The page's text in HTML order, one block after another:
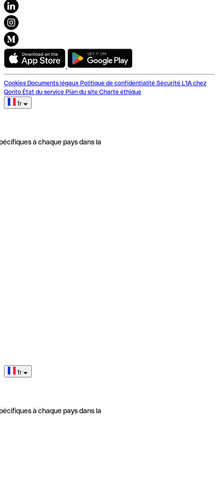
Cookies Documents légaux Politique de confidentialité Sécurité L'IA chez
Qonto État du service Plan du site Charte éthique
fr
à chaque pays dans la
fr
à chaque pays dans la